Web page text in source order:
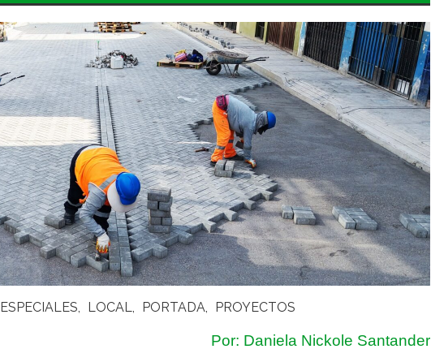
ESPECIALES LOCAL PORTADA PROYECTOS
Por: Daniela Nickole Santander